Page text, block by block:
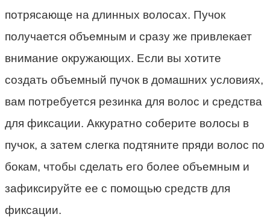
потрясающе на длинных волосах. Пучок
получается объемным и сразу же привлекает
внимание окружающих. Если вы хотите
создать объемный пучок в домашних условиях,
вам потребуется резинка для волос и средства
для фиксации. Аккуратно соберите волосы в
пучок, а затем слегка подтяните пряди волос по
бокам, чтобы сделать его более объемным и
зафиксируйте ее с помощью средств для
фиксации.